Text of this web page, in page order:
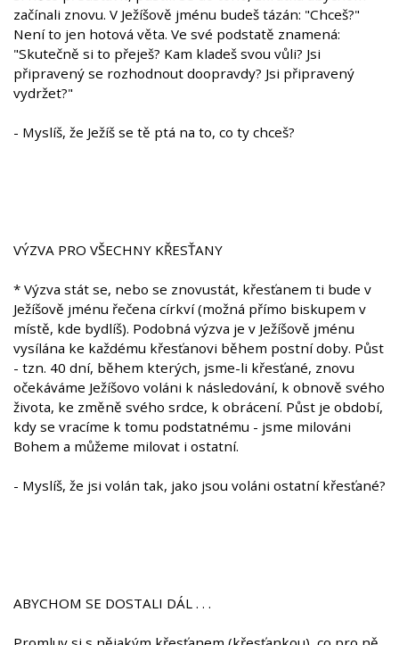
začínali znovu. V Ježíšově jménu budeš tázán: "Chceš?"
Není to jen hotová věta. Ve své podstatě znamená:
"Skutečně si to přeješ? Kam kladeš svou vůli? Jsi
připravený se rozhodnout doopravdy? Jsi připravený
vydržet?"
- Myslíš, že Ježíš se tě ptá na to, co ty chceš?
VÝZVA PRO VŠECHNY KŘESŤANY
* Výzva stát se, nebo se znovustát, křesťanem ti bude v
Ježíšově jménu řečena církví (možná přímo biskupem v
místě, kde bydlíš). Podobná výzva je v Ježíšově jménu
vysílána ke každému křesťanovi během postní doby. Půst
- tzn. 40 dní, během kterých, jsme-li křesťané, znovu
očekáváme Ježíšovo voláni k následování, k obnově svého
života, ke změně svého srdce, k obrácení. Půst je období,
kdy se vracíme k tomu podstatnému - jsme milováni
Bohem a můžeme milovat i ostatní.
- Myslíš, že jsi volán tak, jako jsou voláni ostatní křesťané?
ABYCHOM SE DOSTALI DÁL . . .